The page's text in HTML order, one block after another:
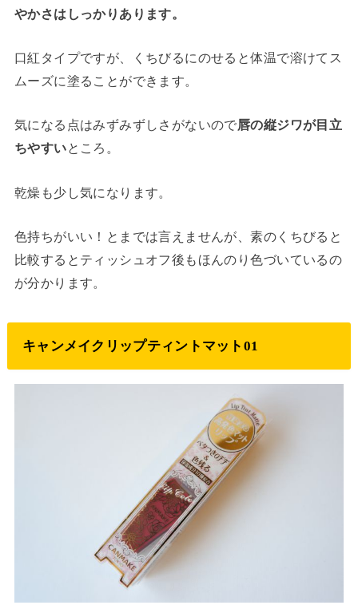
やかさはしっかりあります。
口紅タイプですが、くちびるにのせると体温で溶けてス
ムーズに塗ることができます。
気になる点はみずみずしさがないので唇の縦ジワが目立
ちやすいところ。
乾燥も少し気になります。
色持ちがいい！とまでは言えませんが、素のくちびると
比較するとティッシュオフ後もほんのり色づいているの
が分かります。
キャンメイクリップティントマット01